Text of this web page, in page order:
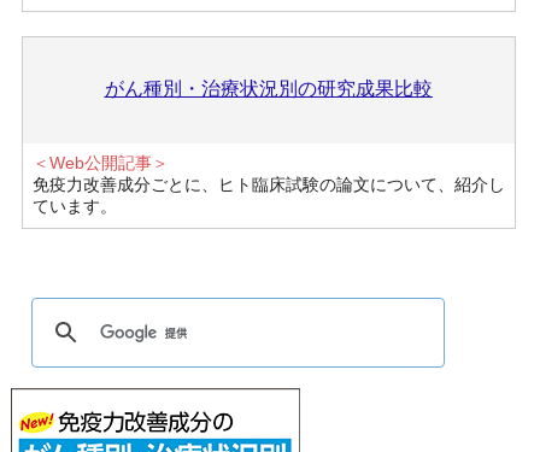
がん種別・治療状況別の研究成果比較
＜Web公開記事＞
免疫力改善成分ごとに、ヒト臨床試験の論文について、紹介し
ています。